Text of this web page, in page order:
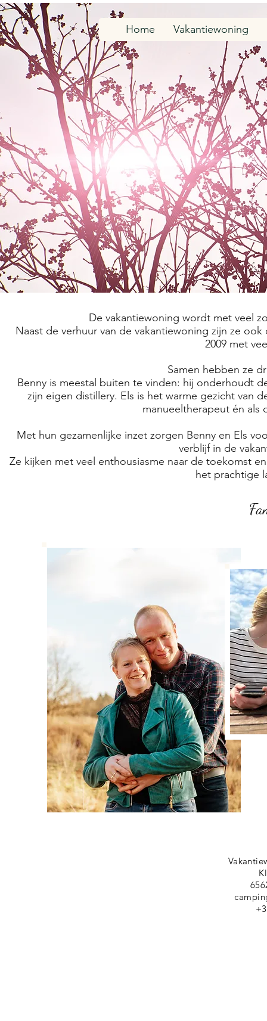
De vakantiewoning wordt met veel
Naast de verhuur van de vakantiewoning zijn ze
2009 met
Samen hebben ze
Benny is meestal buiten te vinden: hij onderhoudt
zijn eigen distillery. Els is het warme gezicht van
manueeltherapeut én
Met hun gezamenlijke inzet zorgen Benny en Els
verblijf in de
Ze kijken met veel enthousiasme naar de toekomst
het prachtige
Home Vakantiewoning